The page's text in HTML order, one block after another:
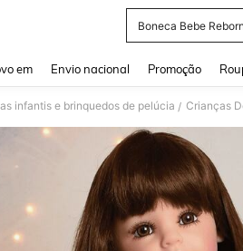
Boneca Bebe Reborn
em Envio nacional Promoção
infantis e brinquedos de pelúcia / Crianças